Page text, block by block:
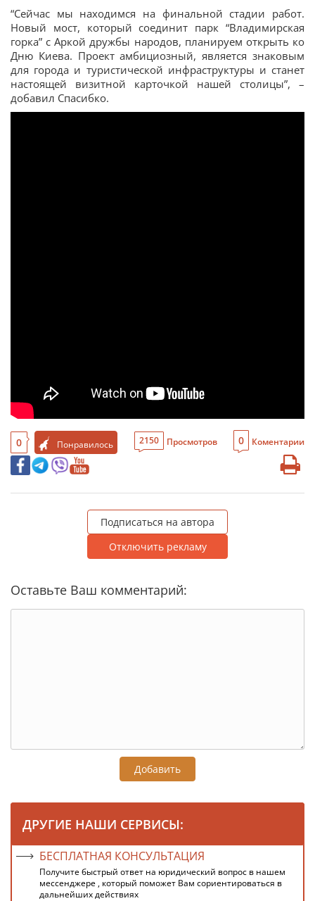
“Сейчас мы находимся на финальной стадии работ.
Новый мост, который соединит парк “Владимирская
горка” с Аркой дружбы народов, планируем открыть ко
Дню Киева. Проект амбициозный, является знаковым
для города и туристической инфраструктуры и станет
настоящей визитной карточкой нашей столицы”, –
добавил Спасибко.
0 Понравилось 2150 Просмотров 0 Коментарии
Подписаться на автора
Отключить рекламу
Оставьте Ваш комментарий:
Добавить
ДРУГИЕ НАШИ СЕРВИСЫ:
БЕСПЛАТНАЯ КОНСУЛЬТАЦИЯ
Получите быстрый ответ на юридический вопрос в нашем
мессенджере , который поможет Вам сориентироваться в
дальнейших действиях